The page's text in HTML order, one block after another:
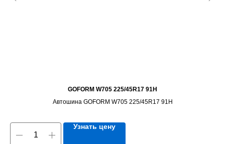
GOFORM W705 225/45R17 91H
Автошина GOFORM W705 225/45R17 91H
Узнать цену